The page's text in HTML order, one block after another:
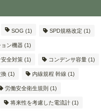
SOG (1) SPD規格改定 (1)
ョン機器 (1)
安全対策 (1) コンデンサ容量 (1)
換 (1) 内線規程 幹線 (1)
労働安全衛生規則 (1)
将来性を考慮した電流計 (1)